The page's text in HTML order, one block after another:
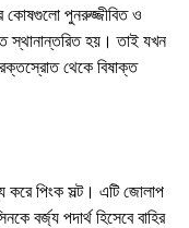
কোষগুলো পুনরুজ্জীবিত ও
স্থানান্তরিত হয়। তাই যখন
থেকে বিষাক্ত
করে পিংক সল্ট। এটি জোলাপ
বর্জ্য পদার্থ হিসেবে বাহির